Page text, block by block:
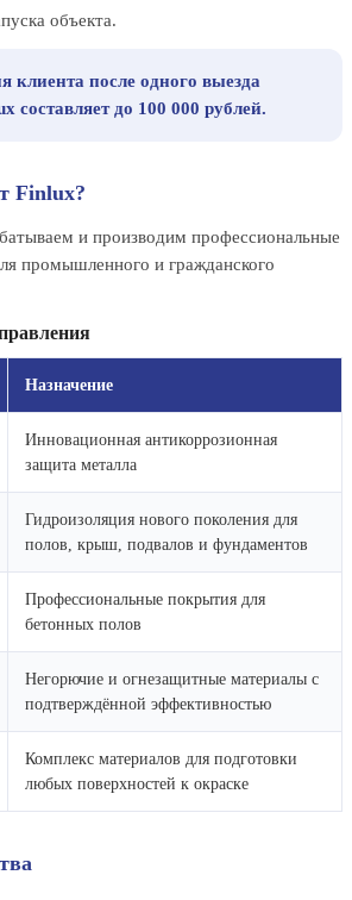
объекта.
клиента после одного выезда
составляет до 100 000 рублей.
Finlux?
и производим профессиональные
промышленного и гражданского
Назначение
Инновационная антикоррозионная
защита металла
Гидроизоляция нового поколения для
полов, крыш, подвалов и фундаментов
Профессиональные покрытия для
бетонных полов
Негорючие и огнезащитные материалы с
подтверждённой эффективностью
Комплекс материалов для подготовки
любых поверхностей к окраске